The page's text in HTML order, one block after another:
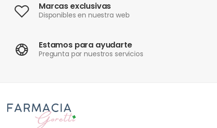
Marcas exclusivas
Disponibles en nuestra web
Estamos para ayudarte
Pregunta por nuestros servicios